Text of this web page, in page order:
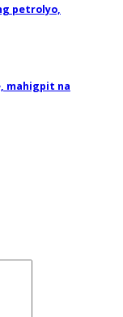
petrolyo,
mahigpit na